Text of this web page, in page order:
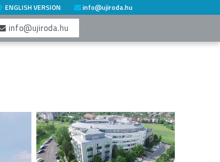
ENGLISH VERSION info@ujiroda.hu
info@ujiroda.hu